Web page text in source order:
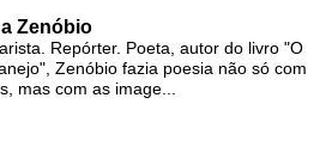
Zenóbio
Repórter. Poeta, autor do livro "O
Zenóbio fazia poesia não só com
mas com as image...